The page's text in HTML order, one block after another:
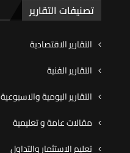
تصنيفات التقارير
التقارير الاقتصادية
التقارير الفنية
التقارير اليومية والاسبوعية
مقالات عامة و تعليمية
تعليم الاستثمار والتداول